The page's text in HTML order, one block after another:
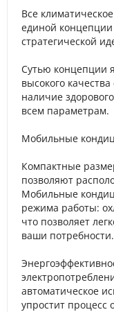
Все
единой концепции
стратегической
Сутью концепции
высокого
наличие
всем параметрам.
Мобильные
Компактные
позволяют
Мобильные
режима работы:
что позволяет
ваши потребности.
автоматическое
упростит процесс